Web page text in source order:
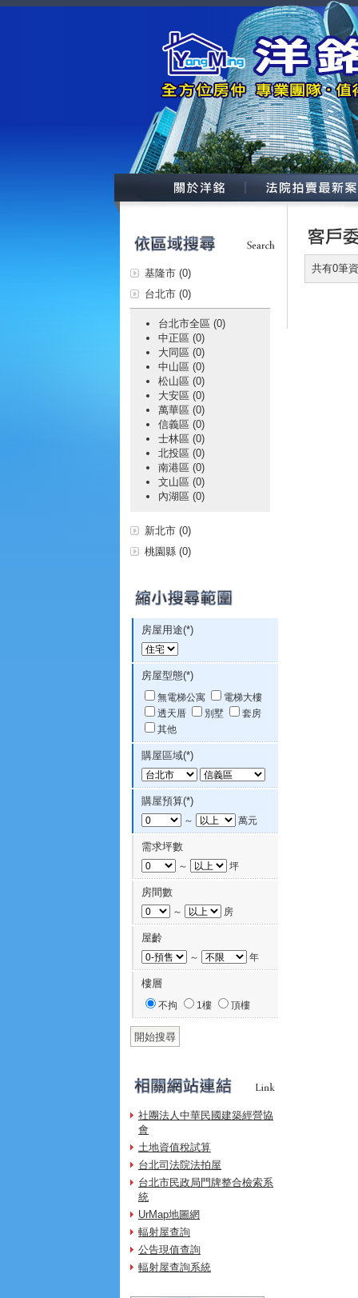
基隆市 (0)
台北市 (0)
台北市全區 (0)
中正區 (0)
大同區 (0)
中山區 (0)
松山區 (0)
大安區 (0)
萬華區 (0)
信義區 (0)
士林區 (0)
北投區 (0)
南港區 (0)
文山區 (0)
內湖區 (0)
新北市 (0)
桃園縣 (0)
房屋用途(*)
房屋型態(*)
無電梯公寓
電梯大樓
透天厝
別墅
套房
其他
購屋區域(*)
購屋預算(*)
～ 萬元
需求坪數
～ 坪
房間數
～ 房
屋齡
～ 年
樓層
不拘 1樓 頂樓
社團法人中華民國建築經營協
會
土地資值稅試算
台北司法院法拍屋
台北市民政局門牌整合檢索系
統
UrMap地圖網
輻射屋查詢
公告現值查詢
輻射屋查詢系統
共有0筆